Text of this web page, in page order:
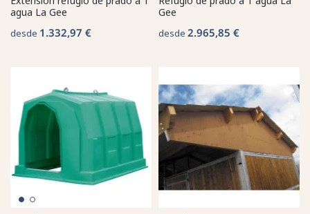
agua La Gee
desde 1.332,97 €
Gee
desde 2.965,85 €